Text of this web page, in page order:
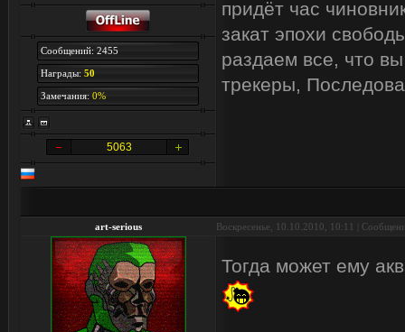
Сообщений: 2455
Награды: 50
Замечания: 0%
5063
придёт час
закат эпохи
раздаем все, что
трекеры,
art-serious Воскресенье, 10.10.2010, 10:11 |
Тогда может ему